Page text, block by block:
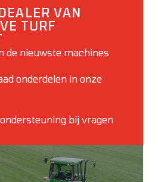
VAN
TURF
de nieuwste machines
onderdelen in onze
bij vragen